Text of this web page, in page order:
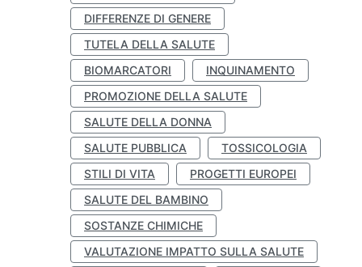
DIFFERENZE DI GENERE
TUTELA DELLA SALUTE
BIOMARCATORI
INQUINAMENTO
PROMOZIONE DELLA SALUTE
SALUTE DELLA DONNA
SALUTE PUBBLICA
TOSSICOLOGIA
STILI DI VITA
PROGETTI EUROPEI
SALUTE DEL BAMBINO
SOSTANZE CHIMICHE
VALUTAZIONE IMPATTO SULLA SALUTE